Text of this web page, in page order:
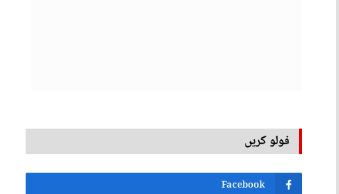
فولو کریں
Facebook